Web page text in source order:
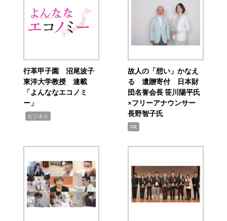
行革甲子園 沼尾波子
東洋大学教授 連載
「よんななエコノミ
ー」
ビジネス
故人の「想い」かなえ
る 遺贈寄付 日本財
団名誉会長 笹川陽平氏
×フリーアナウンサー
長野智子氏
PR